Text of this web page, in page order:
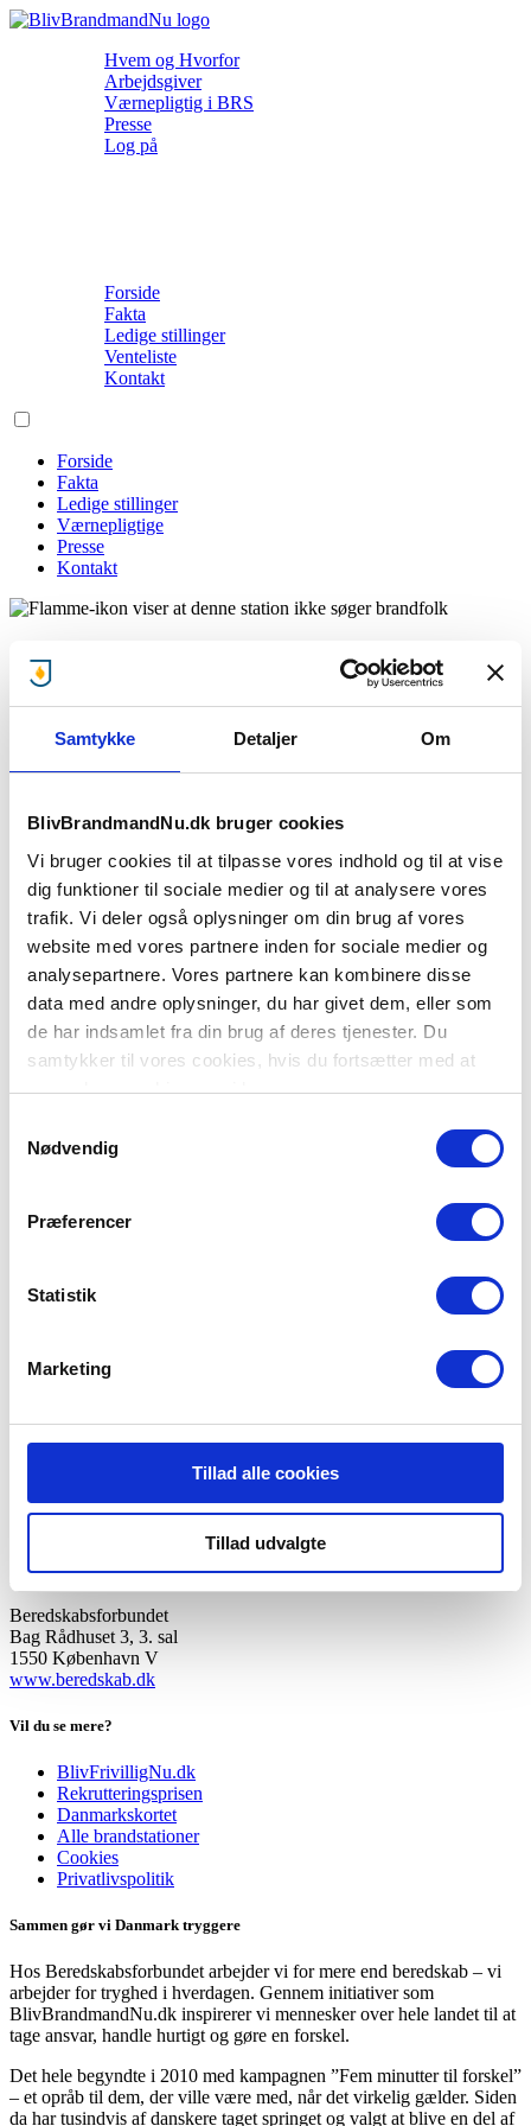
Samtykke Detaljer Om
BlivBrandmandNu.dk bruger cookies
Vi bruger cookies til at tilpasse vores indhold og til at vise
dig funktioner til sociale medier og til at analysere vores
trafik. Vi deler også oplysninger om din brug af vores
website med vores partnere inden for sociale medier og
analysepartnere. Vores partnere kan kombinere disse
data med andre oplysninger, du har givet dem, eller som
de har indsamlet fra din brug af deres tjenester. Du
samtykker til vores cookies, hvis du fortsætter med at
anvende vores hjemmeside.
Nødvendig
Præferencer
Statistik
Marketing
Tillad alle cookies
Tillad udvalgte
Hvem og Hvorfor
Arbejdsgiver
Værnepligtig i BRS
Presse
Log på
Forside
Fakta
Ledige stillinger
Venteliste
Kontakt
Forside
Fakta
Ledige stillinger
Værnepligtige
Presse
Kontakt
Stedlige Beredskab Birkholm
Stationen søger ikke lige nu..
Men giv os din e-mail og mobilnummer, så giver vi dig besked, når
denne brandstationen søger brandfolk.
Jeg acceptererprivatlivsbetingelsersamt at BBN må sende e-
mails
Beredskabsforbundet
Bag Rådhuset 3, 3. sal
1550 København V
www.beredskab.dk
Vil du se mere?
BlivFrivilligNu.dk
Rekrutteringsprisen
Danmarkskortet
Alle brandstationer
Cookies
Privatlivspolitik
Sammen gør vi Danmark tryggere
Hos Beredskabsforbundet arbejder vi for mere end beredskab – vi
arbejder for tryghed i hverdagen. Gennem initiativer som
BlivBrandmandNu.dk inspirerer vi mennesker over hele landet til at
tage ansvar, handle hurtigt og gøre en forskel.
Det hele begyndte i 2010 med kampagnen ”Fem minutter til forskel”
– et opråb til dem, der ville være med, når det virkelig gælder. Siden
da har tusindvis af danskere taget springet og valgt at blive en del af